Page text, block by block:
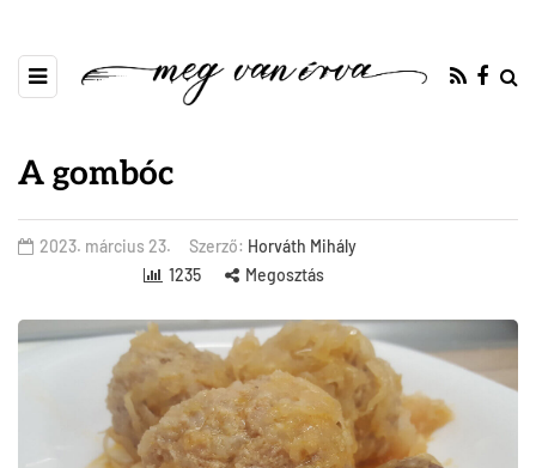
A gombóc
2023. március 23. Szerző: Horváth Mihály
1235
Megosztás